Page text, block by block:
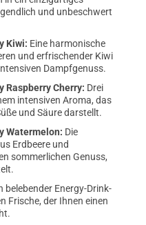
und unbeschwert
Kiwi: Eine harmonische
und erfrischender Kiwi
Dampfgenuss.
Raspberry Cherry: Drei
intensiven Aroma, das
und Säure darstellt.
Watermelon: Die
Erdbeere und
sommerlichen Genuss,
belebender Energy-Drink-
Frische, der Ihnen einen